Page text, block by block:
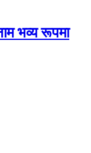
भव्य रूपमा